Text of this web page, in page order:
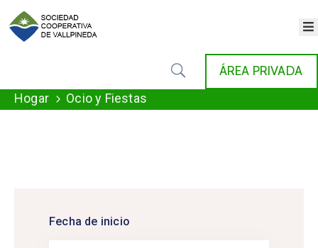
×
SERVICIOS
ÁREA PRIVADA
Hogar Ocio y Fiestas
Fecha de inicio